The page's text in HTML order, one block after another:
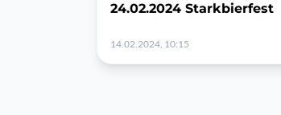
24.02.2024 Starkbierfest
14.02.2024, 10:15